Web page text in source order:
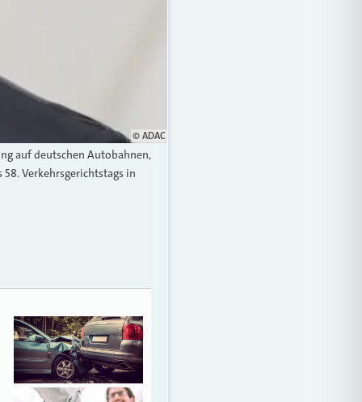
© ADAC
auf deutschen Autobahnen,
Verkehrsgerichtstags in